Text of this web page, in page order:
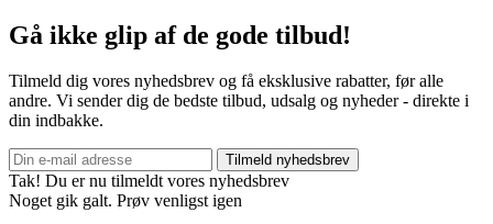
Gå ikke glip af de gode tilbud!
Tilmeld dig vores nyhedsbrev og få eksklusive rabatter, før alle
andre. Vi sender dig de bedste tilbud, udsalg og nyheder - direkte i
din indbakke.
Tilmeld nyhedsbrev
Tak! Du er nu tilmeldt vores nyhedsbrev
Noget gik galt. Prøv venligst igen